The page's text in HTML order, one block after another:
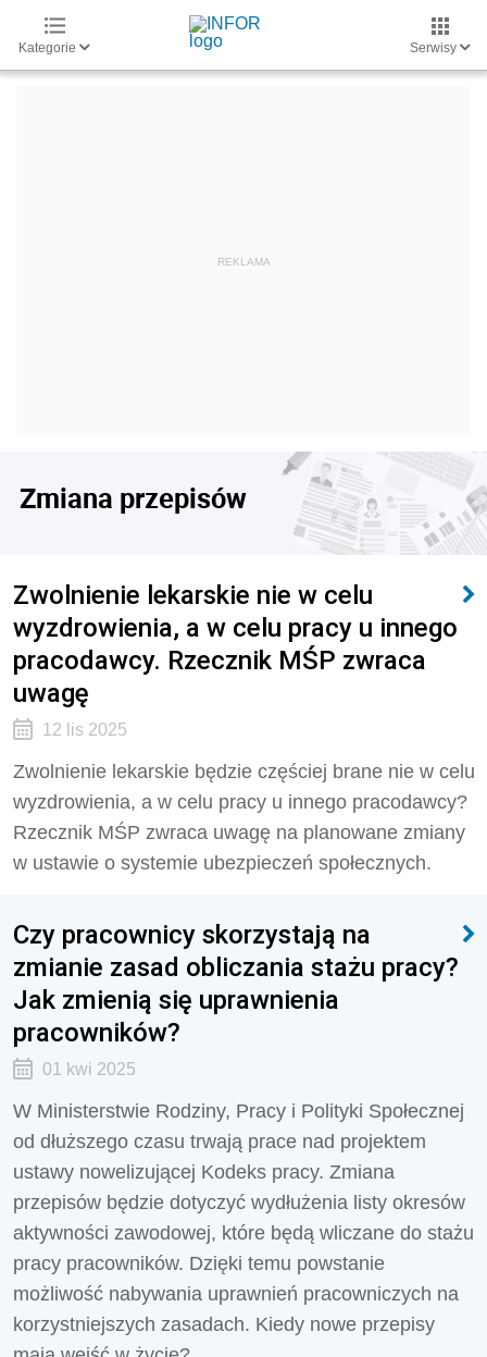
Kategorie Serwisy
Zmiana przepisów
Zwolnienie lekarskie nie w celu
wyzdrowienia, a w celu pracy u innego
pracodawcy. Rzecznik MŚP zwraca
uwagę
12 lis 2025
Zwolnienie lekarskie będzie częściej brane nie w celu
wyzdrowienia, a w celu pracy u innego pracodawcy?
Rzecznik MŚP zwraca uwagę na planowane zmiany
w ustawie o systemie ubezpieczeń społecznych.
Czy pracownicy skorzystają na
zmianie zasad obliczania stażu pracy?
Jak zmienią się uprawnienia
pracowników?
01 kwi 2025
W Ministerstwie Rodziny, Pracy i Polityki Społecznej
od dłuższego czasu trwają prace nad projektem
ustawy nowelizującej Kodeks pracy. Zmiana
przepisów będzie dotyczyć wydłużenia listy okresów
aktywności zawodowej, które będą wliczane do stażu
pracy pracowników. Dzięki temu powstanie
możliwość nabywania uprawnień pracowniczych na
korzystniejszych zasadach. Kiedy nowe przepisy